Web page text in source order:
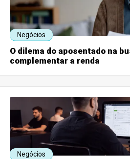
Negócios
O dilema do aposentado na
complementar a renda
Negócios